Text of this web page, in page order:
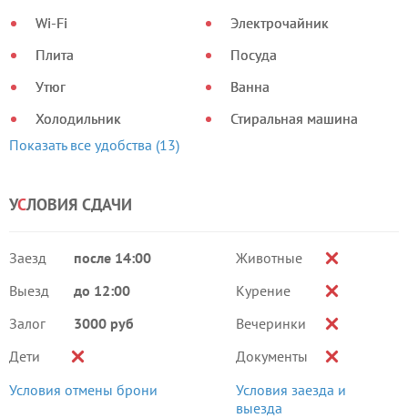
Wi-Fi
Плита
Утюг
Холодильник
Электрочайник
Посуда
Ванна
Стиральная машина
Показать все удобства (13)
УСЛОВИЯ СДАЧИ
Заезд
после 14:00
Выезд
до 12:00
Залог
3000 руб
Дети
Условия отмены брони
Животные
Курение
Вечеринки
Документы
Условия заезда и
выезда